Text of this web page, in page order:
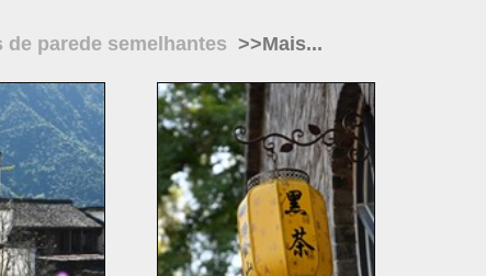
de parede semelhantes >>Mais...